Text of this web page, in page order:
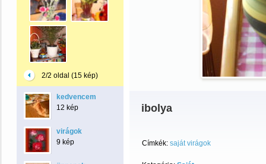
2/2 oldal (15 kép)
kedvencem
12 kép
virágok
9 kép
ibolya
Címkék: saját virágok